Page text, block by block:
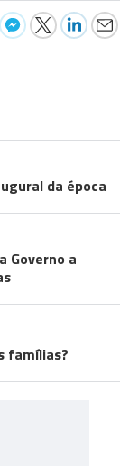
da época
Governo a
famílias?